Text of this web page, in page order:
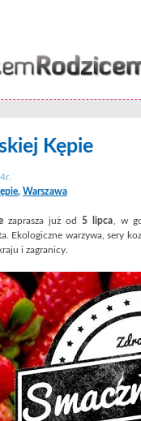
Kępie
, Warszawa
zaprasza już od5 lipca , w
Ekologiczne warzywa, sery
i zagranicy.